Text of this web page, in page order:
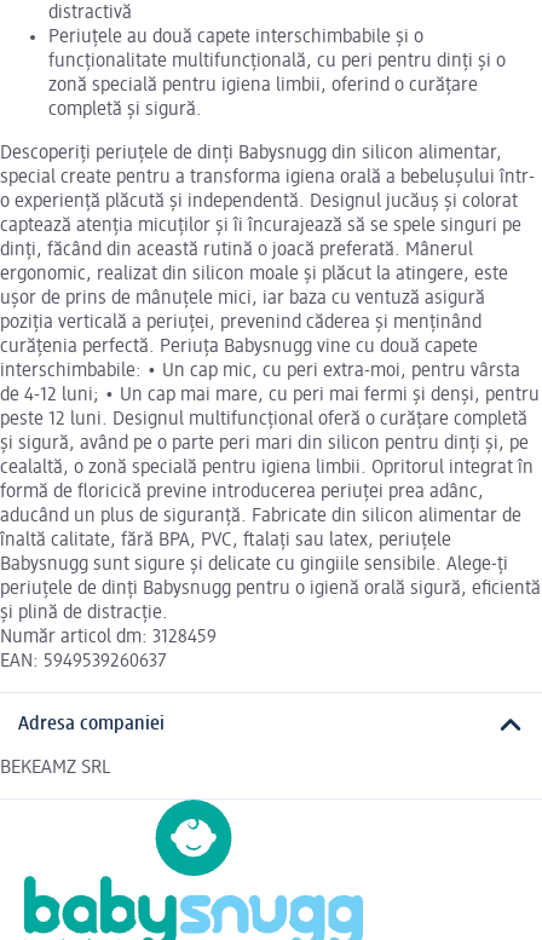
distractivă
Periuțele au două capete interschimbabile și o
funcționalitate multifuncțională, cu peri pentru dinți și o
zonă specială pentru igiena limbii, oferind o curățare
completă și sigură.
Descoperiți periuțele de dinți Babysnugg din silicon alimentar,
special create pentru a transforma igiena orală a bebelușului într-
o experiență plăcută și independentă. Designul jucăuș și colorat
captează atenția micuților și îi încurajează să se spele singuri pe
dinți, făcând din această rutină o joacă preferată. Mânerul
ergonomic, realizat din silicon moale și plăcut la atingere, este
ușor de prins de mânuțele mici, iar baza cu ventuză asigură
poziția verticală a periuței, prevenind căderea și menținând
curățenia perfectă. Periuța Babysnugg vine cu două capete
interschimbabile: • Un cap mic, cu peri extra-moi, pentru vârsta
de 4-12 luni; • Un cap mai mare, cu peri mai fermi și denși, pentru
peste 12 luni. Designul multifuncțional oferă o curățare completă
și sigură, având pe o parte peri mari din silicon pentru dinți și, pe
cealaltă, o zonă specială pentru igiena limbii. Opritorul integrat în
formă de floricică previne introducerea periuței prea adânc,
aducând un plus de siguranță. Fabricate din silicon alimentar de
înaltă calitate, fără BPA, PVC, ftalați sau latex, periuțele
Babysnugg sunt sigure și delicate cu gingiile sensibile. Alege-ți
periuțele de dinți Babysnugg pentru o igienă orală sigură, eficientă
și plină de distracție.
Număr articol dm: 3128459
EAN: 5949539260637
Adresa companiei
BEKEAMZ SRL